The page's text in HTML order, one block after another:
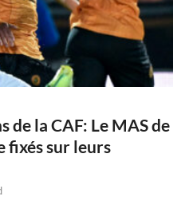
de la CAF: Le MAS de
fixés sur leurs